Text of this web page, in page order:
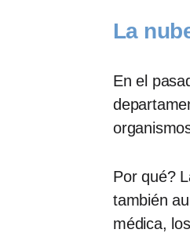
La
En el
Por qué?
también
médica,